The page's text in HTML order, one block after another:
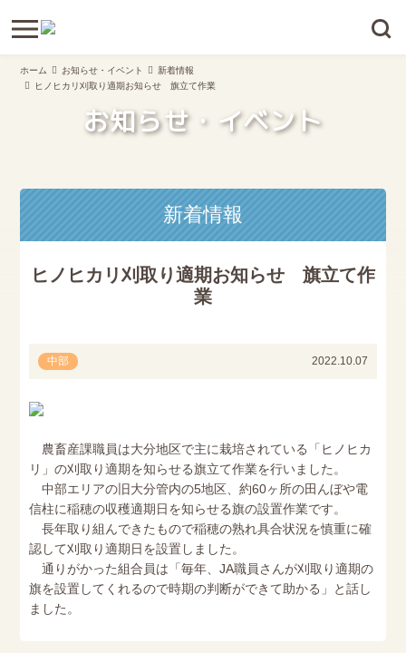
ホーム お知らせ・イベント
新着情報
ヒノヒカリ刈取り適期お知らせ 旗立て作業
お知らせ・イベント
新着情報
ヒノヒカリ刈取り適期お知らせ 旗立て作
業
中部 2022.10.07
農畜産課職員は大分地区で主に栽培されている「ヒノヒカ
リ」の刈取り適期を知らせる旗立て作業を行いました。
中部エリアの旧大分管内の5地区、約60ヶ所の田んぼや電
信柱に稲穂の収穫適期日を知らせる旗の設置作業です。
長年取り組んできたもので稲穂の熟れ具合状況を慎重に確
認して刈取り適期日を設置しました。
通りがかった組合員は「毎年、JA職員さんが刈取り適期の
旗を設置してくれるので時期の判断ができて助かる」と話し
ました。